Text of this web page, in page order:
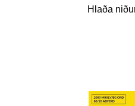
Hlaða